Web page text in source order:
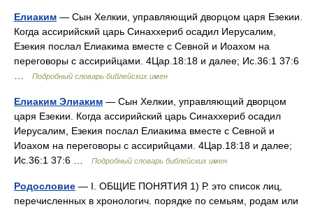
Елиаким — Сын Хелкии, управляющий дворцом царя Езекии.
Когда ассирийский царь Синаххериб осадил Иерусалим,
Езекия послал Елиакима вместе с Севной и Иоахом на
переговоры с ассирийцами. 4Цар.18:18 и далее; Ис.36:1 37:6
Подробный словарь библейских имен
Елиаким Элиаким — Сын Хелкии, управляющий дворцом
царя Езекии. Когда ассирийский царь Синаххериб осадил
Иерусалим, Езекия послал Елиакима вместе с Севной и
Иоахом на переговоры с ассирийцами. 4Цар.18:18 и далее;
Ис.36:1 37:6 …
Подробный словарь библейских имен
Родословие — I. ОБЩИЕ ПОНЯТИЯ 1) Р. это список лиц,
перечисленных в хронологич. порядке по семьям, родам или